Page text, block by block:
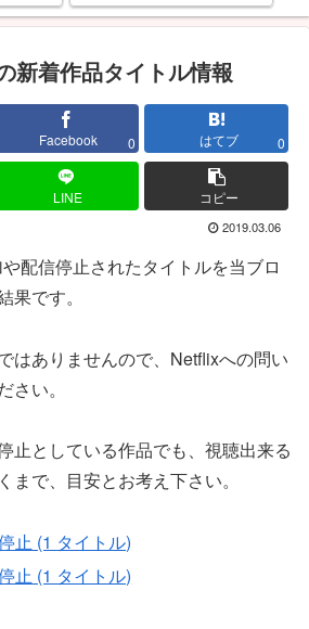
新着作品タイトル情報
Facebook 0 はてブ 0
LINE コピー
2019.03.06
配信停止されたタイトルを当ブロ
果です。
はありませんので、Netflixへの問い
い。
止としている作品でも、視聴出来る
まで、目安とお考え下さい。
止 (1 タイトル)
止 (1 タイトル)